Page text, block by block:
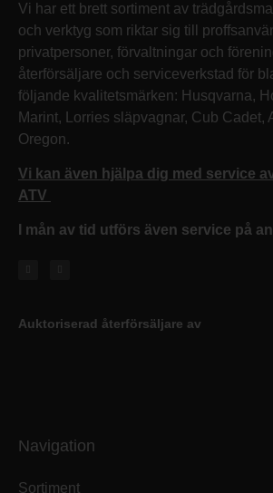
Vi har ett brett sortiment av
och verktyg som riktar sig till
privatpersoner, förvaltningar och
återförsäljare och serviceverkstad för
följande kvalitetsmärken: Husqvarna,
Marint, Lorries släpvagnar, Cub Cadet,
Oregon.
Vi kan även hjälpa dig med service
ATV
I mån av tid utförs även service på
Auktoriserad återförsäljare av
Navigation
Sortiment